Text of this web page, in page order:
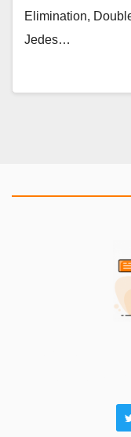
Elimination,
Jedes…